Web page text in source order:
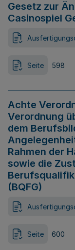
Gesetz zur
Casinospiel
Seite 598
Achte
Verordnung
dem
Rahmen der
sowie die
(BQFG)
Seite 600